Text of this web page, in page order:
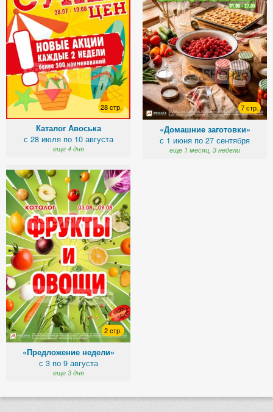
28 стр.
Каталог Авоська
с 28 июля по 10 августа
еще 4 дня
7 стр.
«Домашние заготовки»
с 1 июня по 27 сентября
еще 1 месяц, 3 недели
2 стр.
«Предложение недели»
с 3 по 9 августа
еще 3 дня